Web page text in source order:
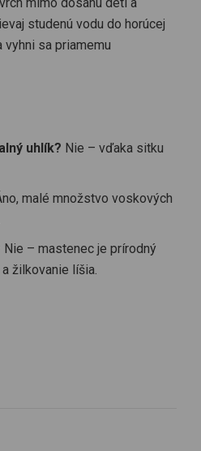
studenú vodu do horúcej
sa priamemu
uhlík? Nie – vďaka sitku
malé množstvo voskových
Nie – mastenec je prírodný
žilkovanie líšia.